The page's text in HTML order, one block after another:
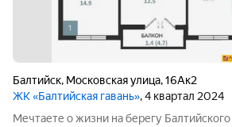
Балтийск, Московская улица,16Ак2
ЖК «Балтийская гавань», 4 квартал 2024
Мечтаете о жизни на берегу